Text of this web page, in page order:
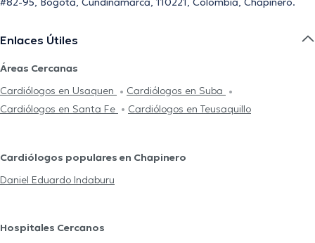
Enlaces Útiles
Áreas Cercanas
Cardiólogos en Usaquen
Cardiólogos en Suba
Cardiólogos en Santa Fe
Cardiólogos en Teusaquillo
Cardiólogos populares en Chapinero
Daniel Eduardo Indaburu
Hospitales Cercanos